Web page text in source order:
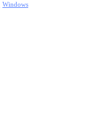
Windows